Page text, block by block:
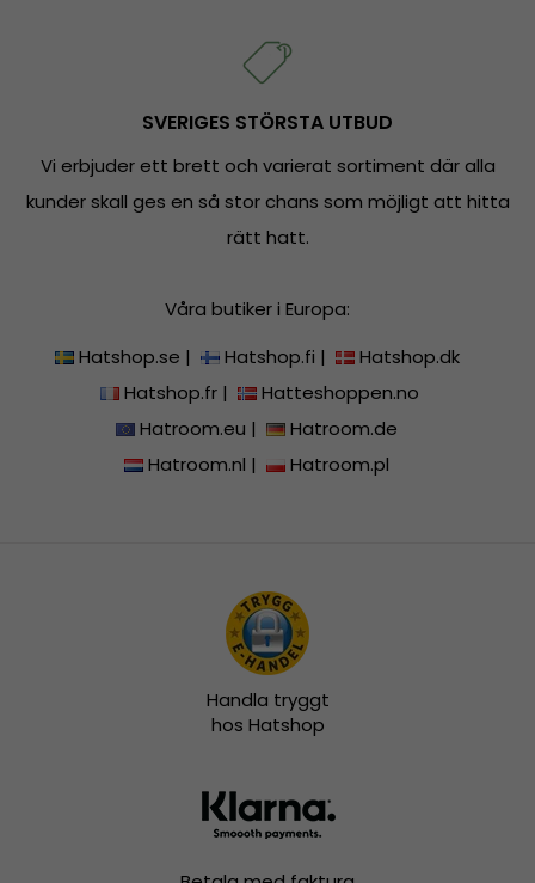
SVERIGES STÖRSTA UTBUD
Vi erbjuder ett brett och varierat sortiment där alla
kunder skall ges en så stor chans som möjligt att hitta
rätt hatt.
Våra butiker i Europa:
Hatshop.se | Hatshop.fi |
Hatshop.dk
Hatshop.fr|
Hatteshoppen.no
Hatroom.eu |
Hatroom.de
Hatroom.nl | Hatroom.pl
Handla tryggt
hos Hatshop